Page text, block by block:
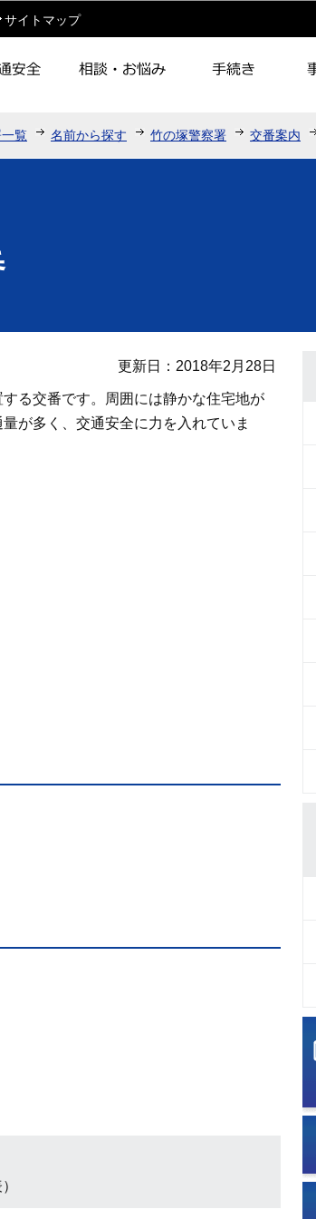
このページの本文へ移動
サイトマップ
覧 名前から探す 竹の塚警察署 交番案内
更新日：2018年2月28日
る交番です。周囲には静かな住宅地が
が多く、交通安全に力を入れていま